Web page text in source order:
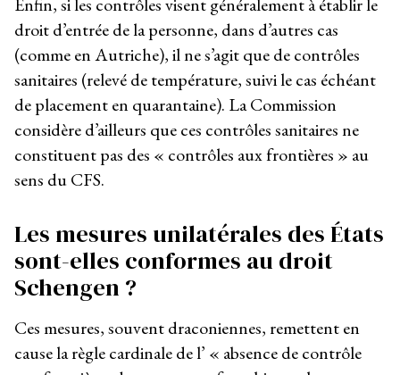
Enfin, si les contrôles visent généralement à établir le
droit d’entrée de la personne, dans d’autres cas
(comme en Autriche), il ne s’agit que de contrôles
sanitaires (relevé de température, suivi le cas échéant
de placement en quarantaine). La Commission
considère d’ailleurs que ces contrôles sanitaires ne
constituent pas des « contrôles aux frontières » au
sens du CFS.
Les mesures unilatérales des États
sont-elles conformes au droit
Schengen ?
Ces mesures, souvent draconiennes, remettent en
cause la règle cardinale de l’ « absence de contrôle